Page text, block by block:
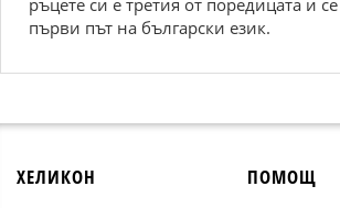
ръцете си е третия от поредицата и
първи път на български език.
ХЕЛИКОН ПОМОЩ